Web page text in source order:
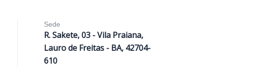
Sede
R. Sakete, 03 - Vila Praiana,
Lauro de Freitas - BA, 42704-
610